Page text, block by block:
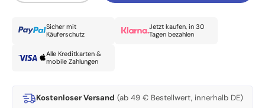
Sicher mit
Käuferschutz
Jetzt kaufen, in 30
Tagen bezahlen
Alle Kreditkarten &
mobile Zahlungen
Kostenloser Versand (ab 49 € Bestellwert, innerhalb DE)